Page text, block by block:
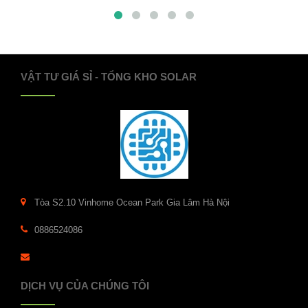
VẬT TƯ GIÁ SỈ - TỔNG KHO SOLAR
Tòa S2.10 Vinhome Ocean Park Gia Lâm Hà Nội
0886524086
DỊCH VỤ CỦA CHÚNG TÔI